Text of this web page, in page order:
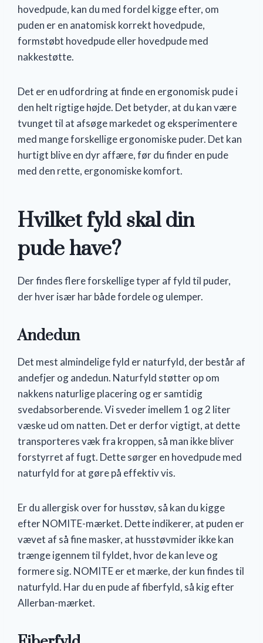
hovedpude, kan du med fordel kigge efter, om
puden er en anatomisk korrekt hovedpude,
formstøbt hovedpude eller hovedpude med
nakkestøtte.
Det er en udfordring at finde en ergonomisk pude i
den helt rigtige højde. Det betyder, at du kan være
tvunget til at afsøge markedet og eksperimentere
med mange forskellige ergonomiske puder. Det kan
hurtigt blive en dyr affære, før du finder en pude
med den rette, ergonomiske komfort.
Hvilket fyld skal din
pude have?
Der findes flere forskellige typer af fyld til puder,
der hver især har både fordele og ulemper.
Andedun
Det mest almindelige fyld er naturfyld, der består af
andefjer og andedun. Naturfyld støtter op om
nakkens naturlige placering og er samtidig
svedabsorberende. Vi sveder imellem 1 og 2 liter
væske ud om natten. Det er derfor vigtigt, at dette
transporteres væk fra kroppen, så man ikke bliver
forstyrret af fugt. Dette sørger en hovedpude med
naturfyld for at gøre på effektiv vis.
Er du allergisk over for husstøv, så kan du kigge
efter NOMITE-mærket. Dette indikerer, at puden er
vævet af så fine masker, at husstøvmider ikke kan
trænge igennem til fyldet, hvor de kan leve og
formere sig. NOMITE er et mærke, der kun findes til
naturfyld. Har du en pude af fiberfyld, så kig efter
Allerban-mærket.